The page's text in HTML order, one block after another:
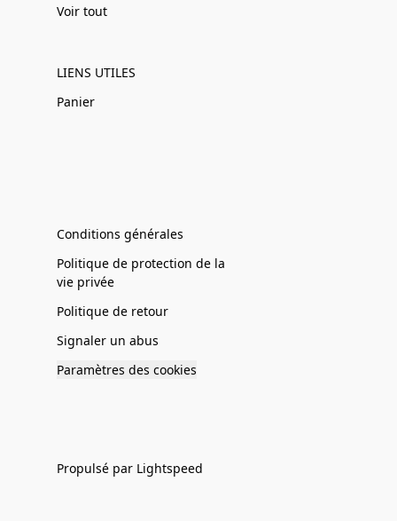
Voir tout
LIENS UTILES
Panier
Conditions générales
Politique de protection de la
vie privée
Politique de retour
Signaler un abus
Paramètres des cookies
Propulsé par Lightspeed